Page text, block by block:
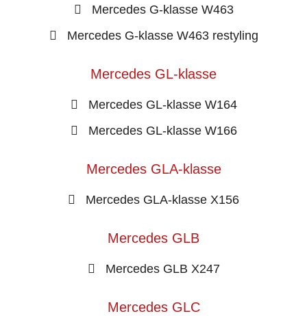
Mercedes G-klasse W463
Mercedes G-klasse W463 restyling
Mercedes GL-klasse
Mercedes GL-klasse W164
Mercedes GL-klasse W166
Mercedes GLA-klasse
Mercedes GLA-klasse X156
Mercedes GLB
Mercedes GLB X247
Mercedes GLC